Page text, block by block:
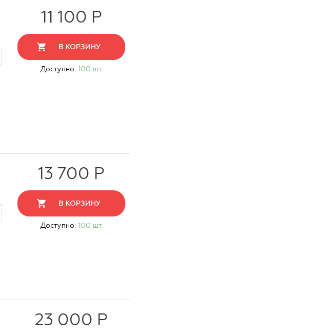
11 100 Р
В КОРЗИНУ
Доступно: 100 шт.
13 700 Р
В КОРЗИНУ
Доступно: 100 шт.
23 000 Р